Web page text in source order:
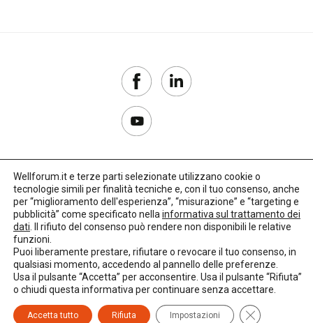
Copyright 2017–2026
Privacy Policy
Credits: LO Studio
Wellforum.it e terze parti selezionate utilizzano cookie o
tecnologie simili per finalità tecniche e, con il tuo consenso, anche
per “miglioramento dell'esperienza”, “misurazione” e “targeting e
pubblicità” come specificato nella informativa sul trattamento dei
dati . Il rifiuto del consenso può rendere non disponibili le relative
funzioni.
Puoi liberamente prestare, rifiutare o revocare il tuo consenso, in
qualsiasi momento, accedendo al pannello delle preferenze.
Usa il pulsante “Accetta” per acconsentire. Usa il pulsante “Rifiuta”
o chiudi questa informativa per continuare senza accettare.
Accetta tutto Rifiuta Impostazioni Close GDPR